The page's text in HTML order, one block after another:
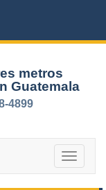
metros
Guatemala
4899
Toggle